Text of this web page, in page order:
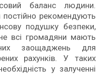
баланс людини.
рекомендують
подушку безпеки,
всі громадяни мають
заощаджень для
рахунків. У таких
у залученні